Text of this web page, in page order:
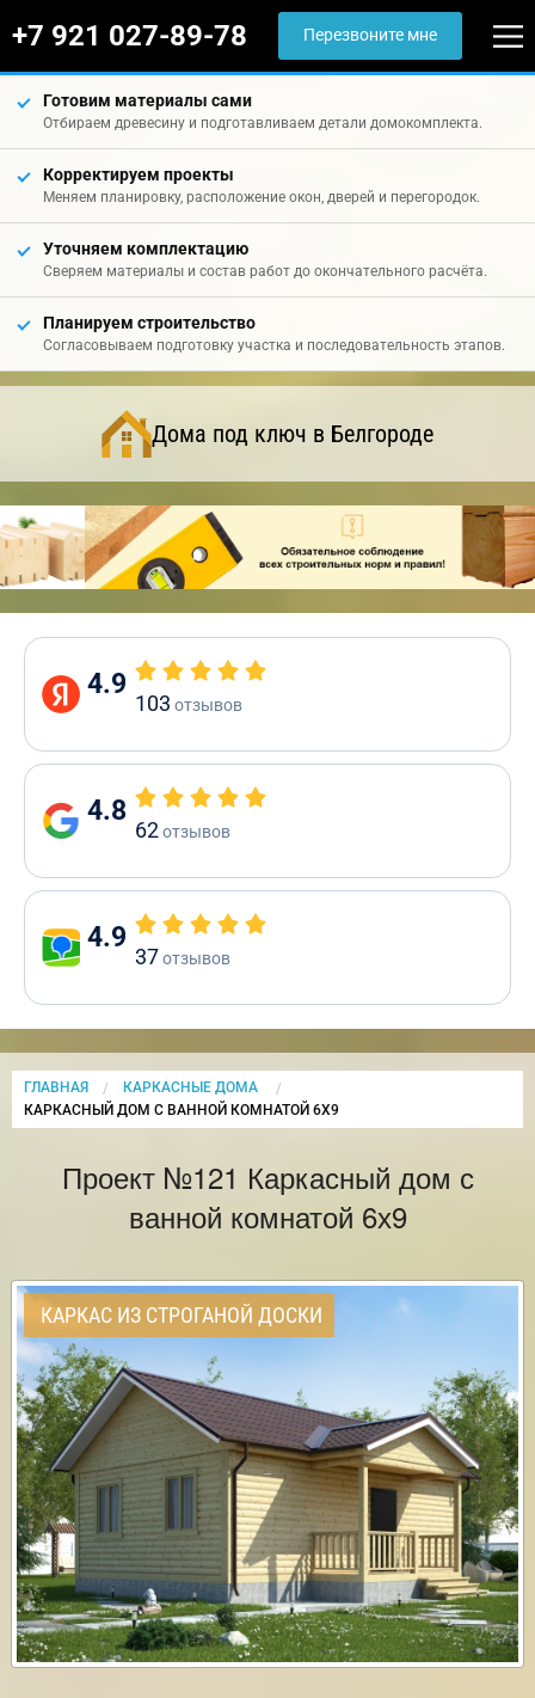
+7 921 027-89-78 Перезвоните мне
Готовим материалы сами
Отбираем древесину и подготавливаем детали домокомплекта.
Корректируем проекты
Меняем планировку, расположение окон, дверей и перегородок.
Уточняем комплектацию
Сверяем материалы и состав работ до окончательного расчёта.
Планируем строительство
Согласовываем подготовку участка и последовательность этапов.
Дома под ключ в Белгороде
4.9
103 отзывов
4.8
62отзывов
4.9
37отзывов
ГЛАВНАЯ
КАРКАСНЫЕ ДОМА
CURRENT:
КАРКАСНЫЙ ДОМ С ВАННОЙ КОМНАТОЙ 6Х9
Проект №121 Каркасный дом с
ванной комнатой 6х9
КАРКАС ИЗ СТРОГАНОЙ ДОСКИ